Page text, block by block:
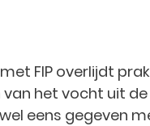
FIP overlijdt
van het vocht uit
eens gegeven